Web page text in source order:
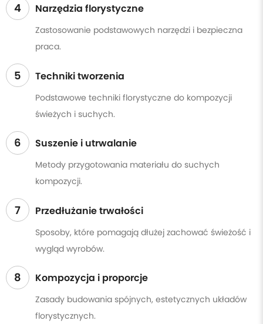
4 Narzędzia florystyczne
Zastosowanie podstawowych narzędzi i bezpieczna
praca.
5 Techniki tworzenia
Podstawowe techniki florystyczne do kompozycji
świeżych i suchych.
6 Suszenie i utrwalanie
Metody przygotowania materiału do suchych
kompozycji.
7 Przedłużanie trwałości
Sposoby, które pomagają dłużej zachować świeżość i
wygląd wyrobów.
8 Kompozycja i proporcje
Zasady budowania spójnych, estetycznych układów
florystycznych.